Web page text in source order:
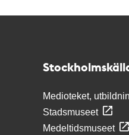
Medioteket,
Stadsmuseet
Medeltidsmuseet